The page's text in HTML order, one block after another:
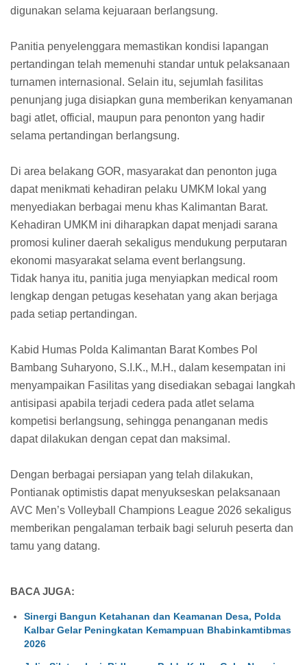
digunakan selama kejuaraan berlangsung.
Panitia penyelenggara memastikan kondisi lapangan
pertandingan telah memenuhi standar untuk pelaksanaan
turnamen internasional. Selain itu, sejumlah fasilitas
penunjang juga disiapkan guna memberikan kenyamanan
bagi atlet, official, maupun para penonton yang hadir
selama pertandingan berlangsung.
Di area belakang GOR, masyarakat dan penonton juga
dapat menikmati kehadiran pelaku UMKM lokal yang
menyediakan berbagai menu khas Kalimantan Barat.
Kehadiran UMKM ini diharapkan dapat menjadi sarana
promosi kuliner daerah sekaligus mendukung perputaran
ekonomi masyarakat selama event berlangsung.
Tidak hanya itu, panitia juga menyiapkan medical room
lengkap dengan petugas kesehatan yang akan berjaga
pada setiap pertandingan.
Kabid Humas Polda Kalimantan Barat Kombes Pol
Bambang Suharyono, S.I.K., M.H., dalam kesempatan ini
menyampaikan Fasilitas yang disediakan sebagai langkah
antisipasi apabila terjadi cedera pada atlet selama
kompetisi berlangsung, sehingga penanganan medis
dapat dilakukan dengan cepat dan maksimal.
Dengan berbagai persiapan yang telah dilakukan,
Pontianak optimistis dapat menyukseskan pelaksanaan
AVC Men’s Volleyball Champions League 2026 sekaligus
memberikan pengalaman terbaik bagi seluruh peserta dan
tamu yang datang.
BACA JUGA:
Sinergi Bangun Ketahanan dan Keamanan Desa, Polda
Kalbar Gelar Peningkatan Kemampuan Bhabinkamtibmas
2026